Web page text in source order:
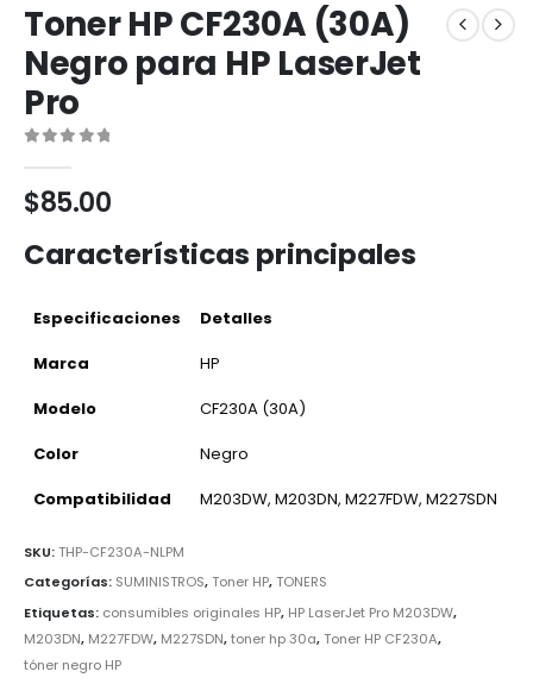
Toner HP CF230A (30A)
Negro para HP LaserJet
Pro
$85.00
Características principales
Especificaciones
Detalles
Marca
HP
Modelo
CF230A (30A)
Color
Negro
Compatibilidad
M203DW, M203DN, M227FDW, M227SDN
SKU:THP-CF230A-NLPM
Categorías: SUMINISTROS,Toner HP,TONERS
Etiquetas: consumibles originales HP, HP LaserJet Pro M203DW,
M203DN, M227FDW, M227SDN,toner hp 30a,Toner HP CF230A,
tóner negro HP